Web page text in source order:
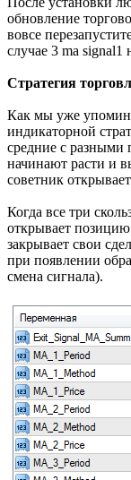
обновление
вовсе
случае 3 ma signal1
Стратегия
Как мы уже
индикаторной
средние с разными
начинают расти и
советник
Когда все три
открывает
закрывает свои
при появлении
смена сигнала).